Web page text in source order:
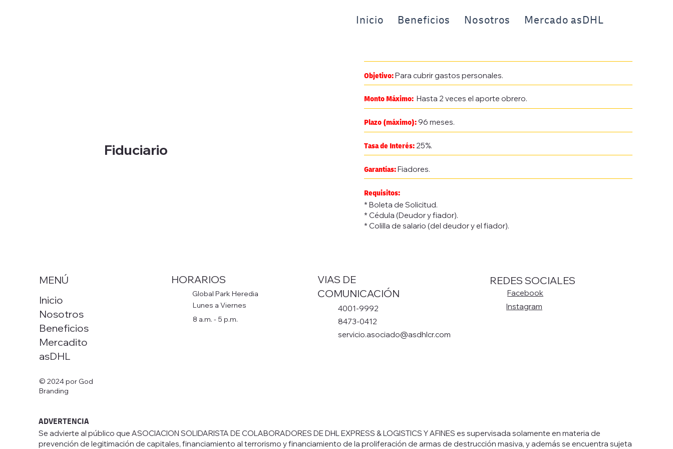
Inicio Beneficios Nosotros Mercado asDHL
Fiduciario
Objetivo:Para cubrir gastos personales.
Monto Máximo: Hasta 2 veces el aporte obrero.
Plazo (máximo):96 meses.
Tasa de Interés: 25%.
Garantías:Fiadores.
Requisitos:
* Boleta de Solicitud.
* Cédula (Deudor y fiador).
* Colilla de salario (del deudor y el fiador).
MENÚ
Inicio
Nosotros
Beneficios
Mercadito
asDHL
HORARIOS
Global Park Heredia
Lunes a Viernes
8 a.m. - 5 p.m.
VIAS DE
COMUNICACIÓN
4001-9992
8473-0412
servicio.asociado@asdhlcr.com
REDES SOCIALES
Facebook
Instagram
© 2024 por God
Branding
ADVERTENCIA
Se advierte al público que ASOCIACION SOLIDARISTA DE COLABORADORES DE DHL EXPRESS & LOGISTICS Y AFINES es supervisada solamente en materia de
prevención de legitimación de capitales, financiamiento al terrorismo y financiamiento de la proliferación de armas de destrucción masiva, y además se encuentra sujeta